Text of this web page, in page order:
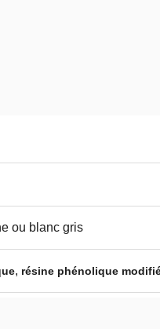
ou blanc gris
, résine phénolique